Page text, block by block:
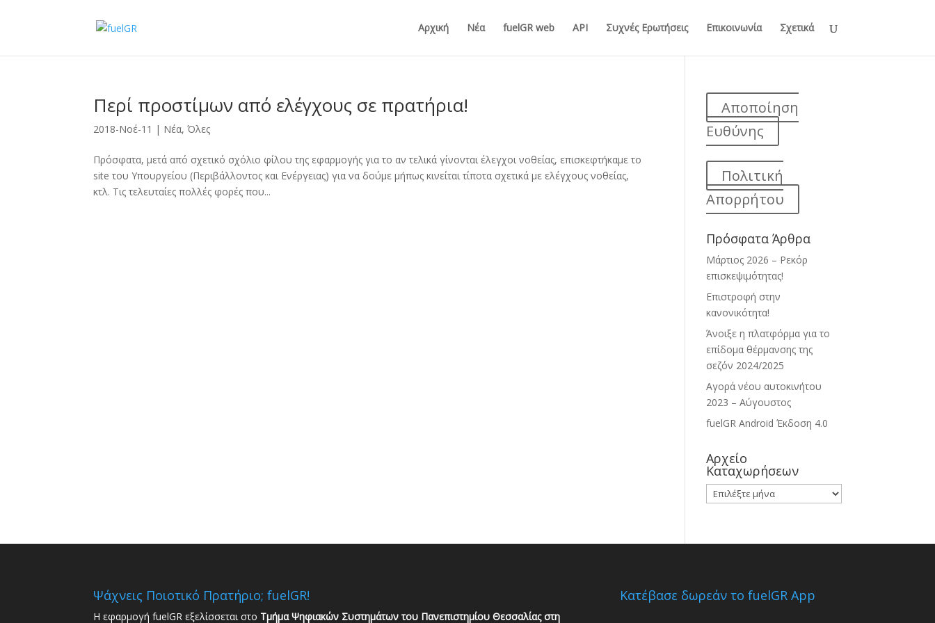
Αρχική Νέα fuelGR web API Συχνές Ερωτήσεις Επικοινωνία Σχετικά
Περί προστίμων από ελέγχους σε πρατήρια!
2018-Νοέ-11 | Νέα,Όλες
Πρόσφατα, μετά από σχετικό σχόλιο φίλου της εφαρμογής για το αν τελικά γίνονται έλεγχοι νοθείας, επισκεφτήκαμε το
site του Υπουργείου (Περιβάλλοντος και Ενέργειας) για να δούμε μήπως κινείται τίποτα σχετικά με ελέγχους νοθείας,
κτλ. Τις τελευταίες πολλές φορές που...
Αποποίηση
Ευθύνης
Πολιτική
Απορρήτου
Πρόσφατα Άρθρα
Μάρτιος 2026 – Ρεκόρ
επισκεψιμότητας!
Επιστροφή στην
κανονικότητα!
Άνοιξε η πλατφόρμα για το
επίδομα θέρμανσης της
σεζόν 2024/2025
Αγορά νέου αυτοκινήτου
2023 – Αύγουστος
fuelGR Android Έκδοση 4.0
Αρχείο
Καταχωρήσεων
Αρχείο
Καταχωρήσεων
Ψάχνεις Ποιοτικό Πρατήριο; fuelGR!
Η εφαρμογή fuelGR εξελίσσεται στο Τμήμα Ψηφιακών Συστημάτων του Πανεπιστημίου Θεσσαλίας στη
Κατέβασε δωρεάν το fuelGR App